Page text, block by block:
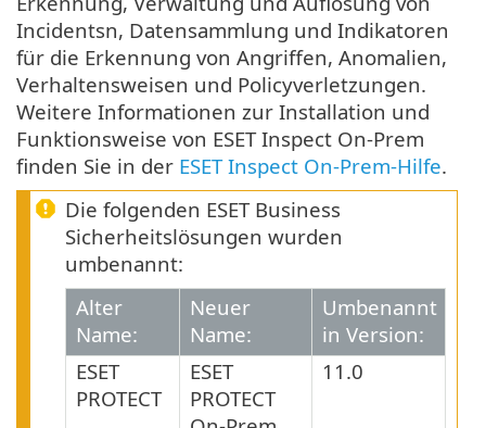
Incidentsn, Datensammlung und Indikatoren
für die Erkennung von Angriffen, Anomalien,
Verhaltensweisen und Policyverletzungen.
Weitere Informationen zur Installation und
Funktionsweise von ESET Inspect On-Prem
finden Sie in der ESET Inspect On-Prem-Hilfe.
Die folgenden ESET Business
Sicherheitslösungen wurden
umbenannt:
Alter
Name:
Neuer
Name:
Umbenannt
in Version:
ESET
PROTECT
ESET
PROTECT
11.0